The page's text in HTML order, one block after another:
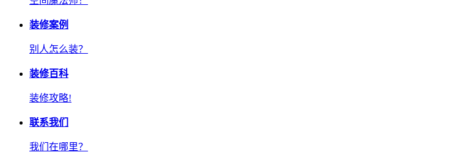
装修案例
别人怎么装？
装修百科
装修攻略!
联系我们
我们在哪里？